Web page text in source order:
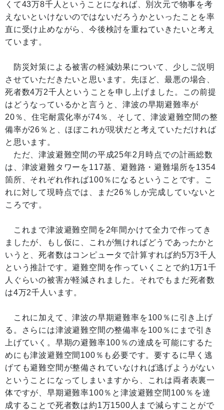
くて43万8千人ということになれば、別次元で物事を考
えないといけないのではないだろうかといったことを率
直に受け止めながら、今後検討を重ねていきたいと考え
ています。
防災対策による被害の軽減効果について、少しご説明
させていただきたいと思います。先ほど、最悪の場合、
死者数4万2千人ということを申し上げました。この前提
はどうなっているかと言うと、津波の早期避難率が
20％、住宅耐震化率が74％、そして、津波避難空間の整
備率が26％と、ほぼこれが現状だと考えていただければ
と思います。
ただ、津波避難空間の平成25年2月時点での計画総数
は、津波避難タワーを117基、避難路・避難場所を1354
箇所、それぞれ作れば100％になるということです。こ
れに対して現時点では、まだ26％しか完成していないと
ころです。
これまで津波避難空間を2年間かけて全力で作ってき
ましたが、もし仮に、これが無ければどうであったかと
いうと、死者数はコンピュータで計算すれば約5万3千人
という推計です。避難空間を作っていくことで約1万1千
人ぐらいの被害が軽減されました。それでもまだ死者数
は4万2千人います。
これに加えて、津波の早期避難率を100％に引き上げ
る。さらには津波避難空間の整備率を100％にまで引き
上げていく。早期の避難率100％の達成を可能にするた
めにも津波避難空間100％も必要です。要するに早く逃
げても避難空間が整備されていなければ逃げようがない
ということになってしまいますから、これは両者表裏一
体ですが、早期避難率100％と津波避難空間100％を達
成することで死者数は約1万1500人まで減らすことがで